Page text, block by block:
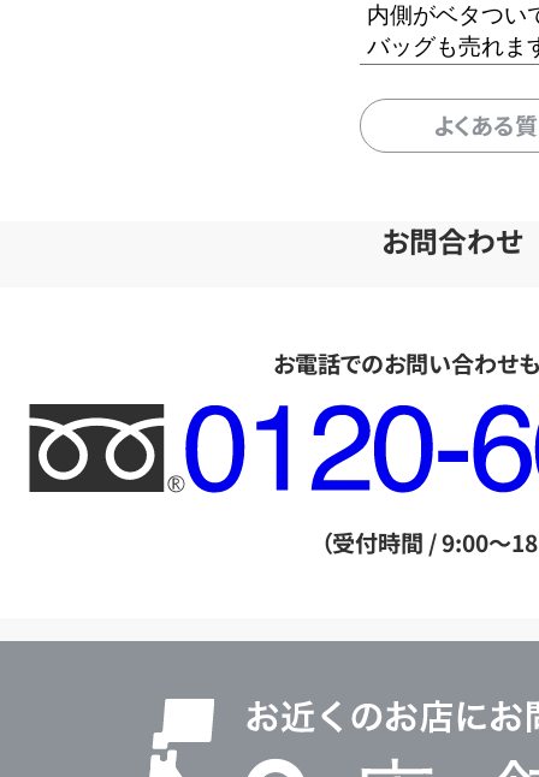
内側がベタつい
バッグも売れま
よくある
お問合わせ
お電話でのお問い合わせ
フ
リ
ー
ル
（受付時間 / 9:00～